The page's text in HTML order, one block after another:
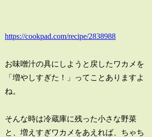
https://cookpad.com/recipe/2838988
お味噌汁の具にしようと戻したワカメを
「増やしすぎた！」ってことありますよ
ね。
そんな時は冷蔵庫に残った小さな野菜
と、増えすぎワカメをあえれば、ちゃち